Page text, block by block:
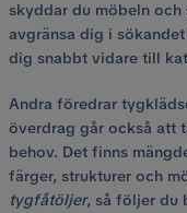
skyddar du möbeln
avgränsa dig i
dig snabbt vidare till
Andra föredrar
överdrag går också att
behov. Det finns
färger, strukturer och
tygfåtöljer, så följer du